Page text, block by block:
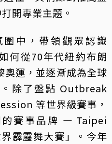
開專業主題。
中，帶領觀眾認識
何從70年代紐約布朗
奧運，並逐漸成為全球
除了盤點 Outbreak
等世界級賽事，
賽事品牌 — Taipei
霹靂舞大賽」。今年